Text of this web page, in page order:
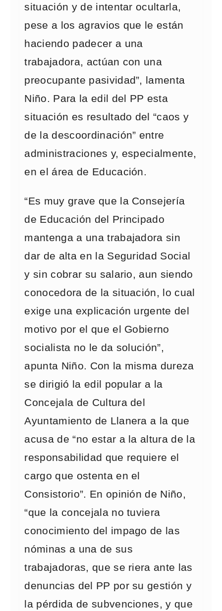
situación y de intentar ocultarla,
pese a los agravios que le están
haciendo padecer a una
trabajadora, actúan con una
preocupante pasividad”, lamenta
Niño. Para la edil del PP esta
situación es resultado del “caos y
de la descoordinación” entre
administraciones y, especialmente,
en el área de Educación.
“Es muy grave que la Consejería
de Educación del Principado
mantenga a una trabajadora sin
dar de alta en la Seguridad Social
y sin cobrar su salario, aun siendo
conocedora de la situación, lo cual
exige una explicación urgente del
motivo por el que el Gobierno
socialista no le da solución”,
apunta Niño. Con la misma dureza
se dirigió la edil popular a la
Concejala de Cultura del
Ayuntamiento de Llanera a la que
acusa de “no estar a la altura de la
responsabilidad que requiere el
cargo que ostenta en el
Consistorio”. En opinión de Niño,
“que la concejala no tuviera
conocimiento del impago de las
nóminas a una de sus
trabajadoras, que se riera ante las
denuncias del PP por su gestión y
la pérdida de subvenciones, y que